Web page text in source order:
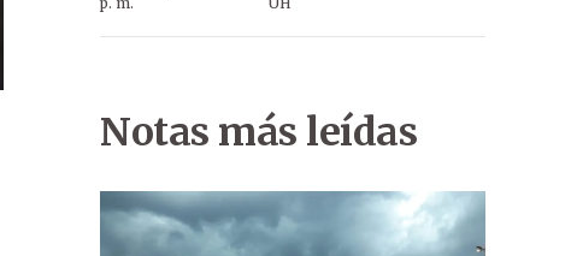
Notas más leídas